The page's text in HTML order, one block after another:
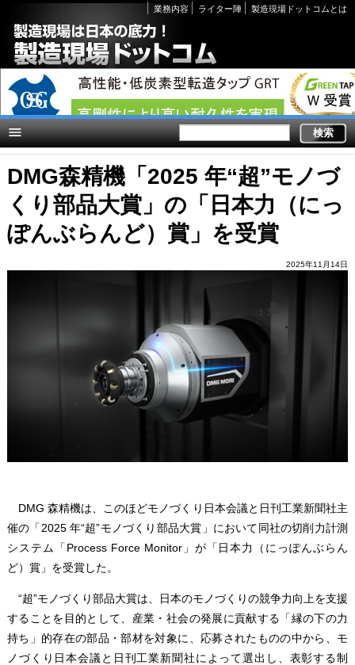
Secondary
links
業務内容 ライター陣 製造現場ドットコムとは
DMG森精機「2025 年“超”モノづ
くり部品大賞」の「日本力（にっ
ぽんぶらんど）賞」を受賞
2025年11月14日
DMG 森精機は、このほどモノづくり日本会議と日刊工業新聞社主
催の「2025 年“超”モノづくり部品大賞」において同社の切削力計測
システム「Process Force Monitor」が「日本力（にっぽんぶらん
ど）賞」を受賞した。
“超”モノづくり部品大賞は、日本のモノづくりの競争力向上を支援
することを目的として、産業・社会の発展に貢献する「縁の下の力
持ち」的存在の部品・部材を対象に、応募されたものの中から、モ
ノづくり日本会議と日刊工業新聞社によって選出し、表彰する制